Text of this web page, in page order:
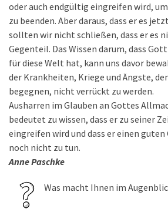
oder auch endgültig eingreifen wird,
zu beenden. Aber daraus, dass er es
sollten wir nicht schließen, dass er es
Gegenteil. Das Wissen darum, dass
für diese Welt hat, kann uns davor
der Krankheiten, Kriege und Ängste,
begegnen, nicht verrückt zu werden.
Ausharren im Glauben an Gottes
bedeutet zu wissen, dass er zu seiner
eingreifen wird und dass er einen
noch nicht zu tun.
Anne Paschke
Was macht Ihnen im